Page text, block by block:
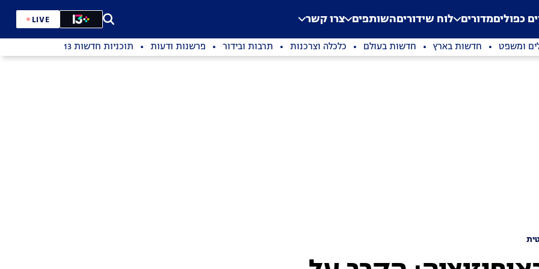
Application error: a
. כפוליםמדורים לוח שידוריםהשותפים צרו קשר LIVE
ומשפט חדשות בארץ חדשות בעולם כלכלה וצרכנות תרבות ובידור פרשנות ודעות תוכניות חדשות 13